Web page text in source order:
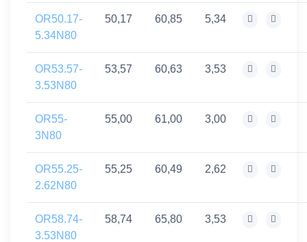
OR50.17-
5.34N80
50,17 60,85 5,34
OR53.57-
3.53N80
53,57 60,63 3,53
OR55-
3N80
55,00 61,00 3,00
OR55.25-
2.62N80
55,25 60,49 2,62
OR58.74-
3.53N80
58,74 65,80 3,53